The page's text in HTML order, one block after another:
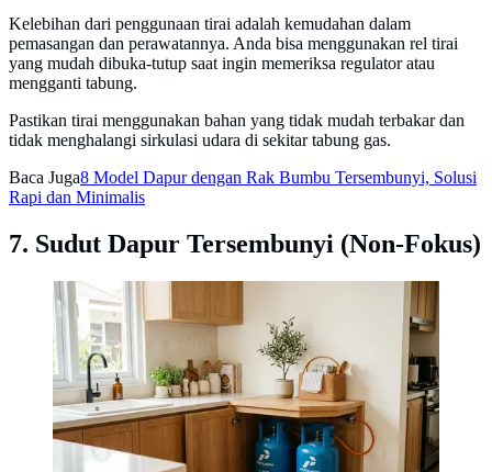
Kelebihan dari penggunaan tirai adalah kemudahan dalam
pemasangan dan perawatannya. Anda bisa menggunakan rel tirai
yang mudah dibuka-tutup saat ingin memeriksa regulator atau
mengganti tabung.
Pastikan tirai menggunakan bahan yang tidak mudah terbakar dan
tidak menghalangi sirkulasi udara di sekitar tabung gas.
Baca Juga8 Model Dapur dengan Rak Bumbu Tersembunyi, Solusi
Rapi dan Minimalis
7. Sudut Dapur Tersembunyi (Non-Fokus)